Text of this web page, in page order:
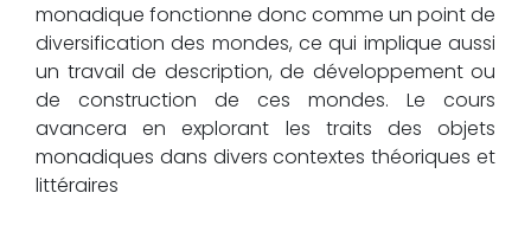
monadique fonctionne donc comme un point de
diversification des mondes, ce qui implique aussi
un travail de description, de développement ou
de construction de ces mondes. Le cours
avancera en explorant les traits des objets
monadiques dans divers contextes théoriques et
littéraires